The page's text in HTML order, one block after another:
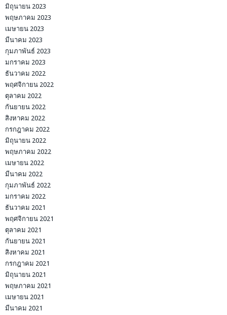
มิถุนายน 2023
พฤษภาคม 2023
เมษายน 2023
มีนาคม 2023
กุมภาพันธ์ 2023
มกราคม 2023
ธันวาคม 2022
พฤศจิกายน 2022
ตุลาคม 2022
กันยายน 2022
สิงหาคม 2022
กรกฎาคม 2022
มิถุนายน 2022
พฤษภาคม 2022
เมษายน 2022
มีนาคม 2022
กุมภาพันธ์ 2022
มกราคม 2022
ธันวาคม 2021
พฤศจิกายน 2021
ตุลาคม 2021
กันยายน 2021
สิงหาคม 2021
กรกฎาคม 2021
มิถุนายน 2021
พฤษภาคม 2021
เมษายน 2021
มีนาคม 2021